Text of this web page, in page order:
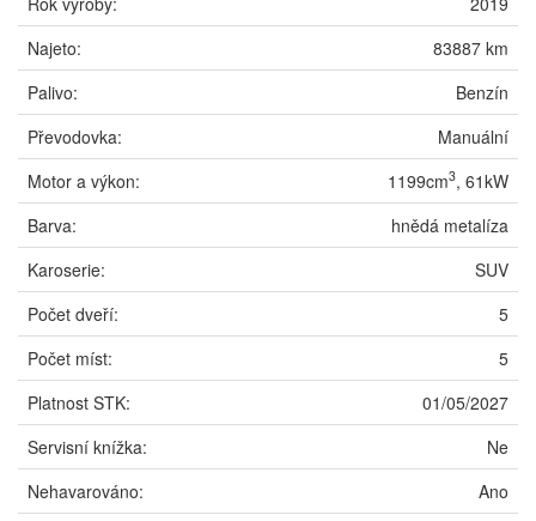
Najeto:
83887 km
Palivo:
Benzín
Převodovka:
Manuální
Motor a výkon:
1199cm3, 61kW
Barva:
hnědá metalíza
Karoserie:
SUV
Počet dveří:
5
Počet míst:
5
Platnost STK:
01/05/2027
Servisní knížka:
Ne
Nehavarováno:
Ano